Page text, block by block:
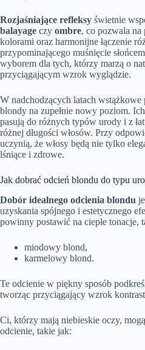
Rozjaśniające refleksy świetnie
balayage czy ombre, co pozwala na
kolorami oraz harmonijne łączenie
przypominającego muśnięcie
wyborem dla tych, którzy marzą o
przyciągającym wzrok wyglądzie.
W nadchodzących latach wstążkowe
blondy na zupełnie nowy poziom. Ich
pasują do różnych typów urody i z
różnej długości włosów. Przy
uczynią, że włosy będą nie tylko
lśniące i zdrowe.
Jak dobrać odcień blondu do typu
Dobór idealnego odcienia blondu
uzyskania spójnego i estetycznego
powinny postawić na ciepłe tonacje,
miodowy blond,
karmelowy blond.
Te odcienie w piękny sposób
tworząc przyciągający wzrok
Ci, którzy mają niebieskie oczy,
odcienie, takie jak: